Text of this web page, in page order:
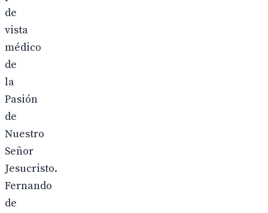
de
vista
médico
de
la
Pasión
de
Nuestro
Señor
Jesucristo.
Fernando
de